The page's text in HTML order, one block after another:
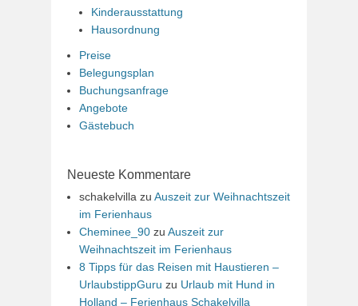
Kinderausstattung
Hausordnung
Preise
Belegungsplan
Buchungsanfrage
Angebote
Gästebuch
Neueste Kommentare
schakelvilla zu Auszeit zur Weihnachtszeit
im Ferienhaus
Cheminee_90 zu Auszeit zur
Weihnachtszeit im Ferienhaus
8 Tipps für das Reisen mit Haustieren –
UrlaubstippGuru zu Urlaub mit Hund in
Holland – Ferienhaus Schakelvilla